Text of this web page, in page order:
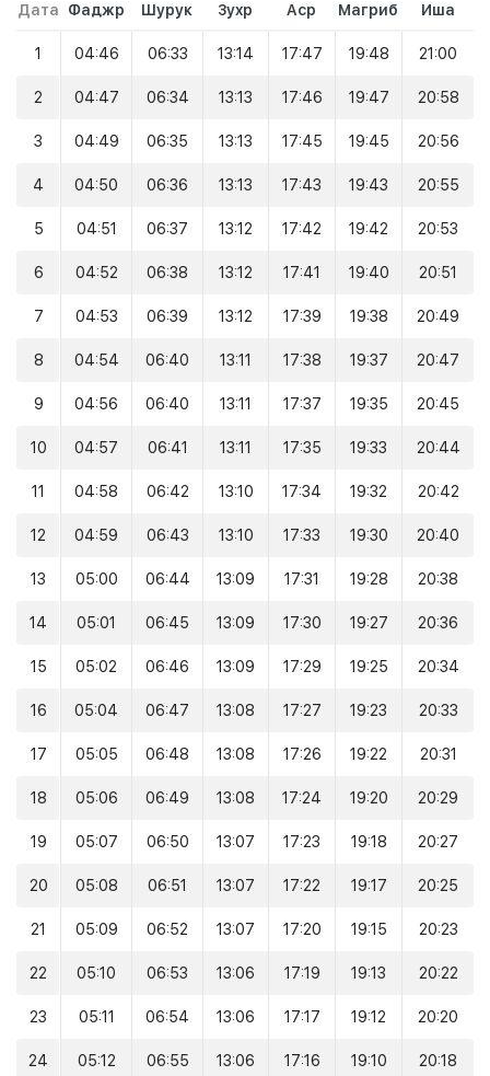
Дата Фаджр Шурук Зухр Аср Магриб Иша
1 04:46 06:33 13:14 17:47 19:48 21:00
2 04:47 06:34 13:13 17:46 19:47 20:58
3 04:49 06:35 13:13 17:45 19:45 20:56
4 04:50 06:36 13:13 17:43 19:43 20:55
5 04:51 06:37 13:12 17:42 19:42 20:53
6 04:52 06:38 13:12 17:41 19:40 20:51
7 04:53 06:39 13:12 17:39 19:38 20:49
8 04:54 06:40 13:11 17:38 19:37 20:47
9 04:56 06:40 13:11 17:37 19:35 20:45
10 04:57 06:41 13:11 17:35 19:33 20:44
11 04:58 06:42 13:10 17:34 19:32 20:42
12 04:59 06:43 13:10 17:33 19:30 20:40
13 05:00 06:44 13:09 17:31 19:28 20:38
14 05:01 06:45 13:09 17:30 19:27 20:36
15 05:02 06:46 13:09 17:29 19:25 20:34
16 05:04 06:47 13:08 17:27 19:23 20:33
17 05:05 06:48 13:08 17:26 19:22 20:31
18 05:06 06:49 13:08 17:24 19:20 20:29
19 05:07 06:50 13:07 17:23 19:18 20:27
20 05:08 06:51 13:07 17:22 19:17 20:25
21 05:09 06:52 13:07 17:20 19:15 20:23
22 05:10 06:53 13:06 17:19 19:13 20:22
23 05:11 06:54 13:06 17:17 19:12 20:20
24 05:12 06:55 13:06 17:16 19:10 20:18